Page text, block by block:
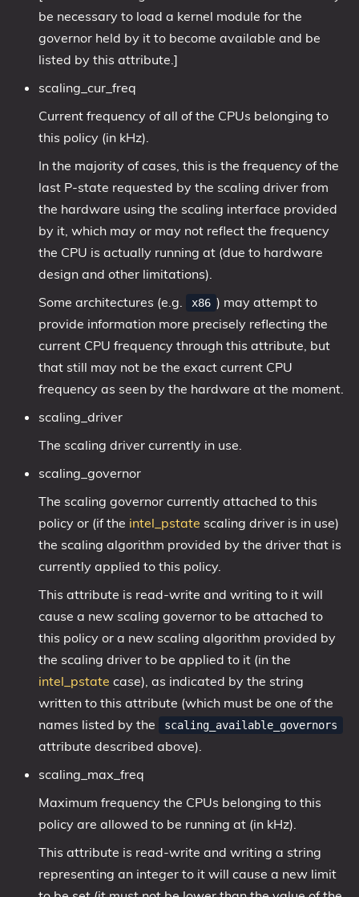
be necessary to load a kernel module for the
governor held by it to become available and be
listed by this attribute.]
scaling_cur_freq
Current frequency of all of the CPUs belonging to
this policy (in kHz).
In the majority of cases, this is the frequency of the
last P-state requested by the scaling driver from
the hardware using the scaling interface provided
by it, which may or may not reflect the frequency
the CPU is actually running at (due to hardware
design and other limitations).
Some architectures (e.g.
x86 ) may attempt to
provide information more precisely reflecting the
current CPU frequency through this attribute, but
that still may not be the exact current CPU
frequency as seen by the hardware at the moment.
scaling_driver
The scaling driver currently in use.
scaling_governor
The scaling governor currently attached to this
policy or (if the intel_pstate scaling driver is in use)
the scaling algorithm provided by the driver that is
currently applied to this policy.
This attribute is read-write and writing to it will
cause a new scaling governor to be attached to
this policy or a new scaling algorithm provided by
the scaling driver to be applied to it (in the
intel_pstate case), as indicated by the string
written to this attribute (which must be one of the
names listed by the
scaling_available_governors
attribute described above).
scaling_max_freq
Maximum frequency the CPUs belonging to this
policy are allowed to be running at (in kHz).
This attribute is read-write and writing a string
representing an integer to it will cause a new limit